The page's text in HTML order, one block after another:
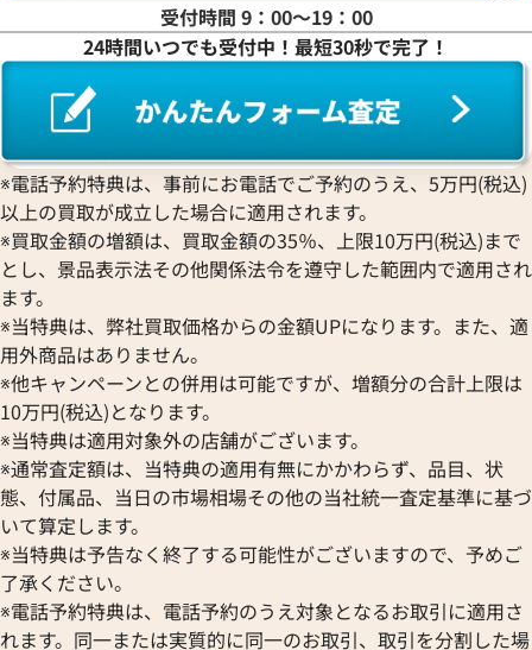
受付時間 9：00〜19：00
24時間いつでも受付中！最短30秒で完了！
※電話予約特典は、事前にお電話でご予約のうえ、5万円(税込)
以上の買取が成立した場合に適用されます。
※買取金額の増額は、買取金額の35％、上限10万円(税込)まで
とし、景品表示法その他関係法令を遵守した範囲内で適用され
ます。
※当特典は、弊社買取価格からの金額UPになります。また、適
用外商品はありません。
※他キャンペーンとの併用は可能ですが、増額分の合計上限は
10万円(税込)となります。
※当特典は適用対象外の店舗がございます。
※通常査定額は、当特典の適用有無にかかわらず、品目、状
態、付属品、当日の市場相場その他の当社統一査定基準に基づ
いて算定します。
※当特典は予告なく終了する可能性がございますので、予めご
了承ください。
※電話予約特典は、電話予約のうえ対象となるお取引に適用さ
れます。同一または実質的に同一のお取引、取引を分割した場